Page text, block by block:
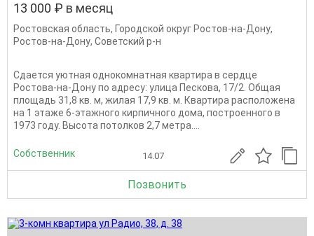
13 000 ₽ в месяц
Ростовская область, Городской округ Ростов-на-Дону,
Ростов-на-Дону, Советский р-н
Сдается уютная однокомнатная квартира в сердце
Ростова-на-Дону по адресу: улица Пескова, 17/2. Общая
площадь 31,8 кв. м, жилая 17,9 кв. м. Квартира расположена
на 1 этаже 6-этажного кирпичного дома, построенного в
1973 году. Высота потолков 2,7 метра....
Собственник 14.07
Позвонить